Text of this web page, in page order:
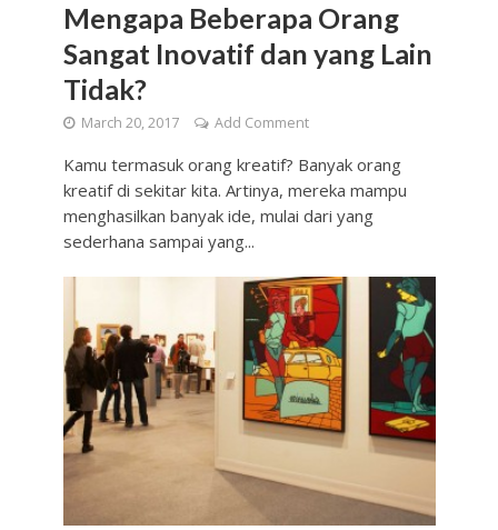
Mengapa Beberapa Orang
Sangat Inovatif dan yang Lain
Tidak?
March 20, 2017 Add Comment
Kamu termasuk orang kreatif? Banyak orang
kreatif di sekitar kita. Artinya, mereka mampu
menghasilkan banyak ide, mulai dari yang
sederhana sampai yang...